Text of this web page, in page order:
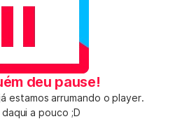
deu pause!
estamos arrumando o player.
a pouco ;D